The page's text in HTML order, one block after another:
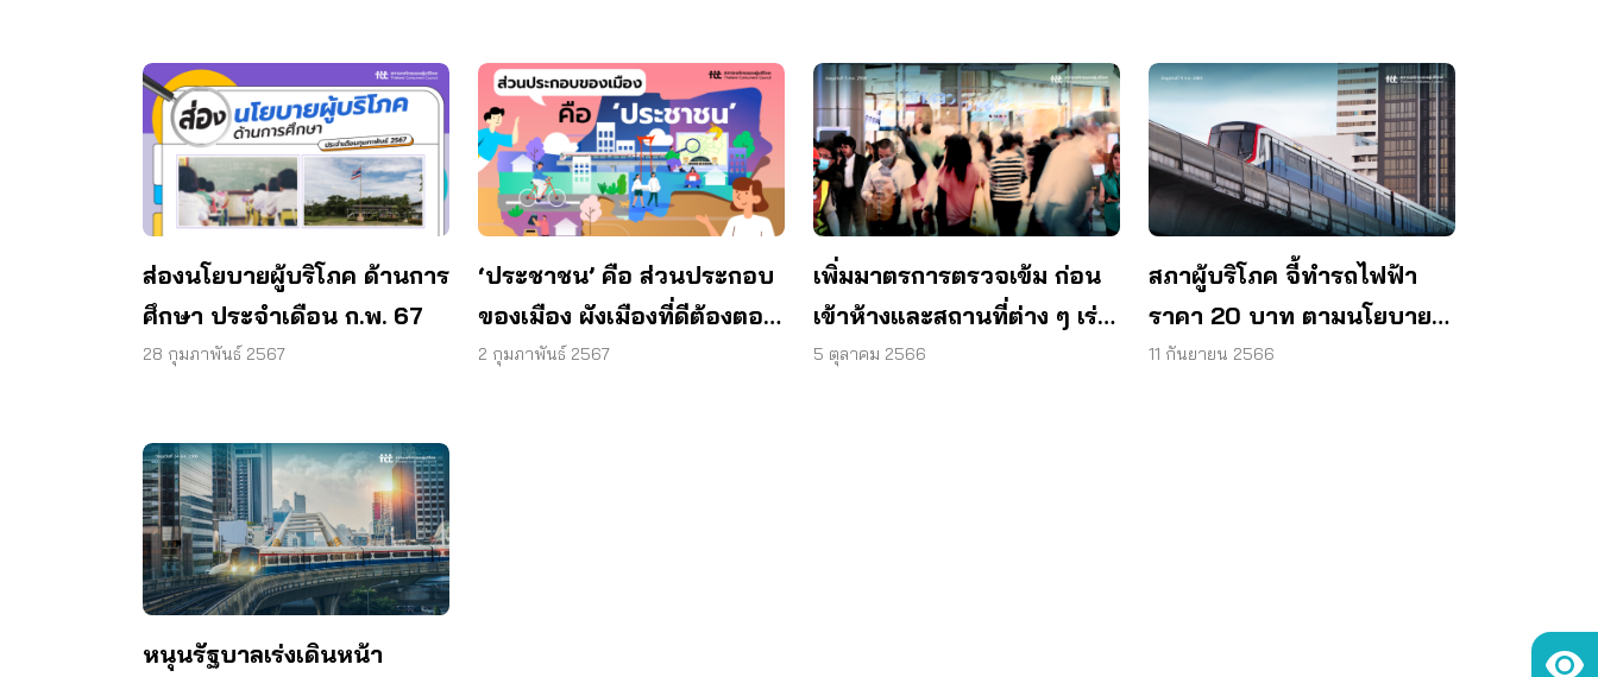
ส่องนโยบายผู้บริโภค ด้านการ
ศึกษา ประจำเดือน ก.พ. 67
28 กุมภาพันธ์ 2567
‘ประชาชน’ คือ ส่วนประกอบ
ของเมือง ผังเมืองที่ดีต้องตอบ
โจทย์ผู้ใช้งาน
2 กุมภาพันธ์ 2567
เพิ่มมาตรการตรวจเข้ม ก่อน
เข้าห้างและสถานที่ต่าง ๆ เร่ง
รัฐ – เอกชนจัดอบรมรับมือ
5 ตุลาคม 2566
สภาผู้บริโภค จี้ทำรถไฟฟ้า
ราคา 20 บาท ตามนโยบาย
ทันที
11 กันยายน 2566
หนุนรัฐบาลเร่งเดินหน้า